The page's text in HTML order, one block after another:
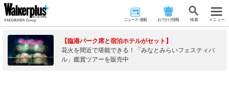
ニュース･連載 おでかけ情報 検 索 メニュー
【臨港パーク席と宿泊ホテルがセット】
花火を間近で堪能できる！「みなとみらいフェスティバ
ル」鑑賞ツアーを販売中